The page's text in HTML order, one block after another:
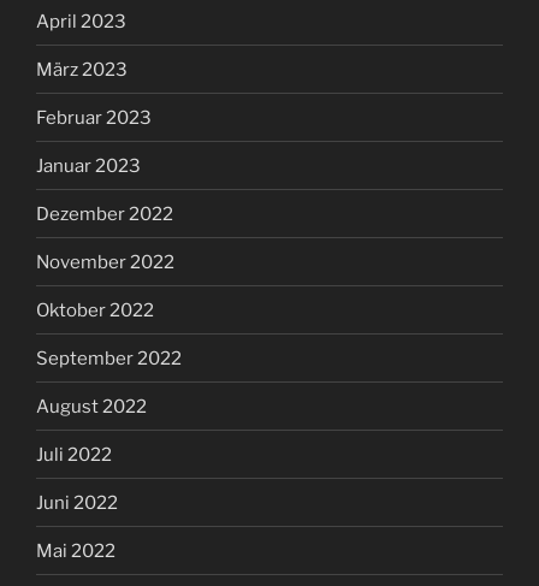
April 2023
März 2023
Februar 2023
Januar 2023
Dezember 2022
November 2022
Oktober 2022
September 2022
August 2022
Juli 2022
Juni 2022
Mai 2022